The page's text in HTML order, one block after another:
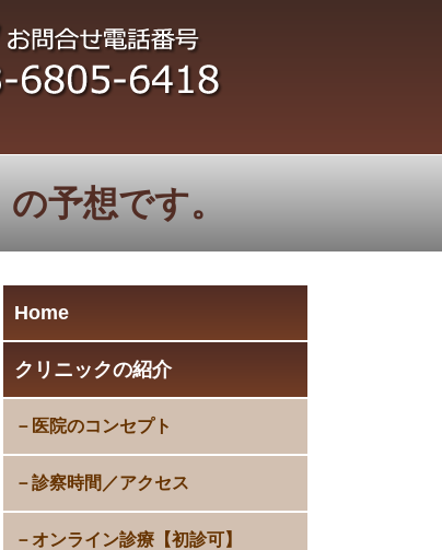
予想です。
Home
クリニックの紹介
医院のコンセプト
診察時間／アクセス
オンライン診療【初診可】